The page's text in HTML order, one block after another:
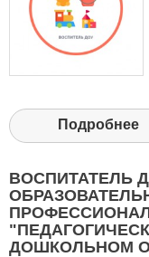
Подробнее
ВОСПИТАТЕЛЬ
ДОШКОЛЬНОМ